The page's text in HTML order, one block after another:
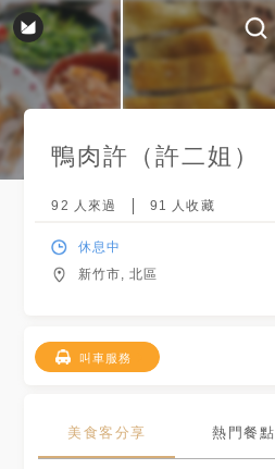
鴨肉許（許二姐）
92 人來過 91 人收藏
休息中
新竹市, 北區
叫車服務
美食客分享 熱門餐點